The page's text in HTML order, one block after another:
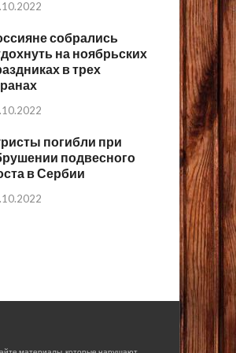
собрались
на ноябрьских
в трех
погибли при
подвесного
в Сербии